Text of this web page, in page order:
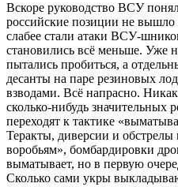
Вскоре руководство ВСУ
российские позиции не вышло
слабее стали атаки ВСУ-
становились всё меньше. Уже
пытались пробиться, а
десанты на паре резиновых
взводами. Всё напрасно.
сколько-нибудь значительных
переходят к тактике
Теракты, диверсии и
воробьям», бомбардировки
выматывает, но в первую
Сколько сами укры